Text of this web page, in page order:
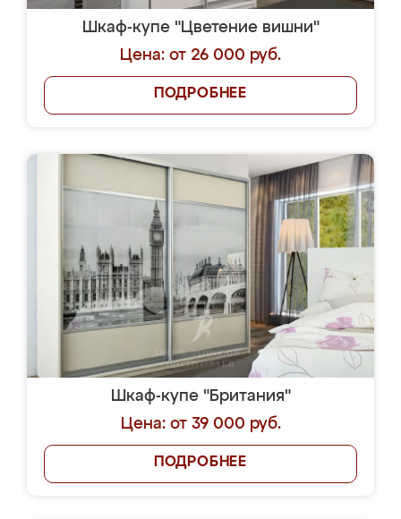
Шкаф-купе "Цветение вишни"
Цена: от 26 000 руб.
ПОДРОБНЕЕ
Шкаф-купе "Британия"
Цена: от 39 000 руб.
ПОДРОБНЕЕ